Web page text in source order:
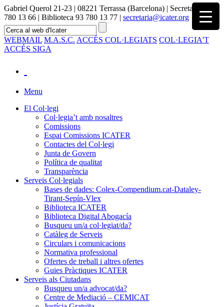
Gabriel Querol 21-23 | 08221 Terrassa (Barcelona) | Secretaria 93
780 13 66 | Biblioteca 93 780 13 77 | secretaria@icater.org
WEBMAIL M.A.S.C. ACCÉS COL·LEGIATS COL·LEGIA'T
ACCÉS SIGA
Menu
El Col·legi
Col·legia’t amb nosaltres
Comissions
Espai Comissions ICATER
Contactes del Col·legi
Junta de Govern
Política de qualitat
Transparència
Serveis Col·legials
Bases de dades: Colex-Compendium.cat-Dataley-
Tirant-Sepín-Vlex
Biblioteca ICATER
Biblioteca Digital Abogacía
Busqueu un/a col·legiat/da?
Catàleg de Serveis
Circulars i comunicacions
Normativa professional
Ofertes de treball i altres ofertes
Guies Pràctiques ICATER
Serveis als Ciutadans
Busqueu un/a advocat/da?
Centre de Mediació – CEMICAT